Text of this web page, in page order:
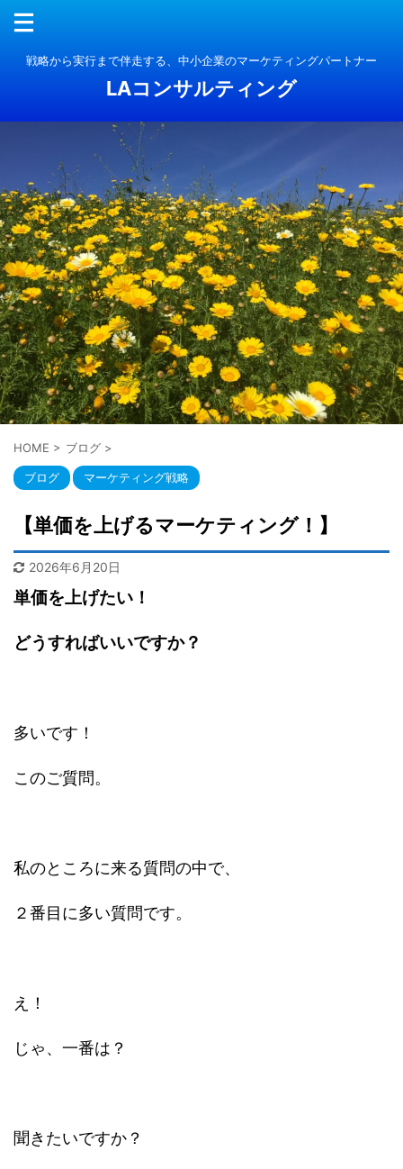
戦略から実行まで伴走する、中小企業のマーケティングパートナー
LAコンサルティング
HOME > ブログ >
ブログ マーケティング戦略
【単価を上げるマーケティング！】
2026年6月20日
単価を上げたい！
どうすればいいですか？
多いです！
このご質問。
私のところに来る質問の中で、
２番目に多い質問です。
え！
じゃ、一番は？
聞きたいですか？